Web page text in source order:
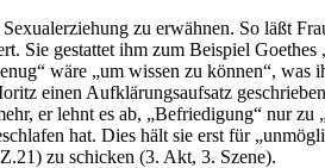
zu erwähnen. So läßt
Sie gestattet ihm zum Beispiel Goethes
wäre „um wissen zu können“, was
einen Aufklärungsaufsatz
er lehnt es ab, „Befriedigung“ nur zu
hat. Dies hält sie erst für
zu schicken (3. Akt, 3. Szene).